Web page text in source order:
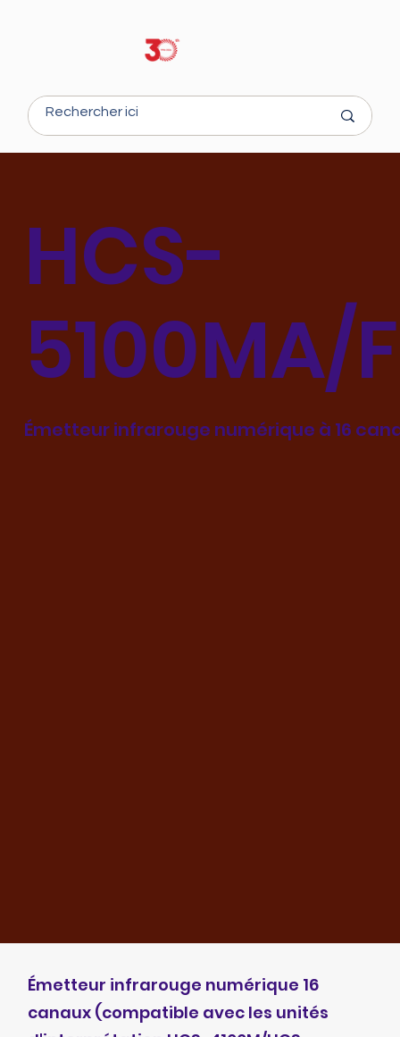
HCS-
5100MA/
Émetteur infrarouge numérique à 16
Émetteur infrarouge numérique 16
canaux (compatible avec les unités